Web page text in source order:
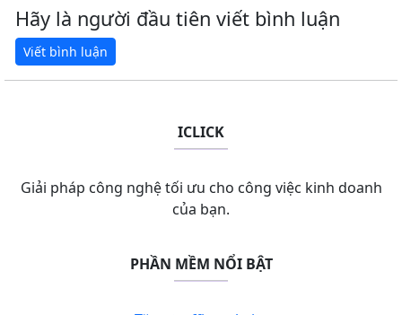
Hãy là người đầu tiên viết bình luận
ICLICK
Giải pháp công nghệ tối ưu cho công việc kinh doanh
của bạn.
PHẦN MỀM NỔI BẬT